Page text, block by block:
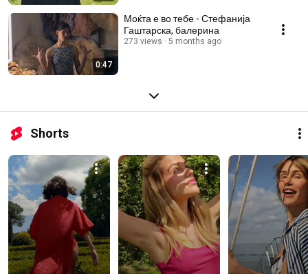
0:47
Моќта е во тебе - Стефанија
Гаштарска, балерина
273 views 5 months ago
Shorts